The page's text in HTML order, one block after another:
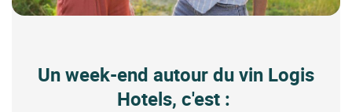
Un week-end autour du vin Logis
Hotels, c'est :